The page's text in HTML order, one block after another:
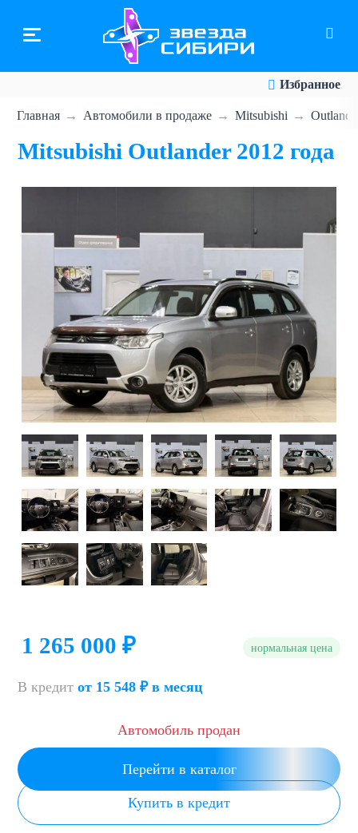
основному
Избранное
Главная Автомобили в продаже Mitsubishi
Mitsubishi Outlander 2012 года
1 265 000 ₽ нормальная цена
В кредит от 15 548 ₽ в месяц
Автомобиль продан
Перейти в каталог
Купить в кредит